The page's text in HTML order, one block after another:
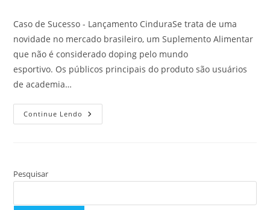
post:
Caso de Sucesso - Lançamento CinduraSe trata de uma
novidade no mercado brasileiro, um Suplemento Alimentar
que não é considerado doping pelo mundo
esportivo. Os públicos principais do produto são usuários
de academia…
Continue Lendo Caso
De
Pesquisar